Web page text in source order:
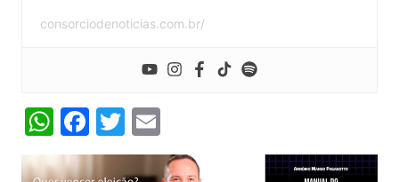
consorciodenoticias.com.br/
W
h
F
a
T
w
E
m